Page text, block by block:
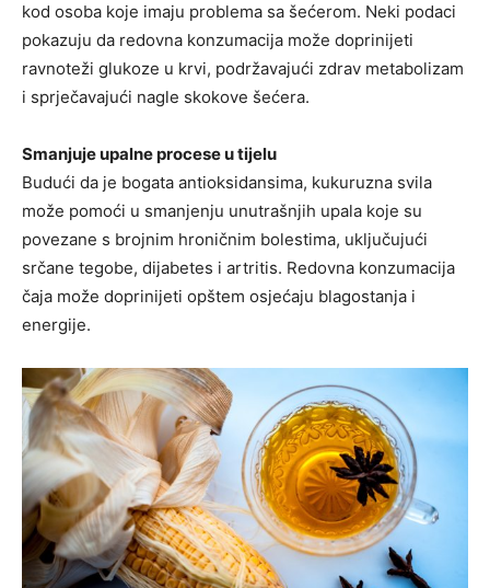
kod osoba koje imaju problema sa šećerom. Neki podaci
pokazuju da redovna konzumacija može doprinijeti
ravnoteži glukoze u krvi, podržavajući zdrav metabolizam
i sprječavajući nagle skokove šećera.
Smanjuje upalne procese u tijelu
Budući da je bogata antioksidansima, kukuruzna svila
može pomoći u smanjenju unutrašnjih upala koje su
povezane s brojnim hroničnim bolestima, uključujući
srčane tegobe, dijabetes i artritis. Redovna konzumacija
čaja može doprinijeti opštem osjećaju blagostanja i
energije.